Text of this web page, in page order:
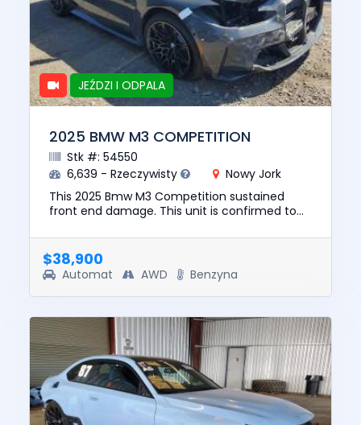
JEŹDZI I ODPALA
2025 BMW M3 COMPETITION
Stk #: 54550
6,639 - Rzeczywisty
Nowy Jork
This 2025 Bmw M3 Competition sustained
front end damage. This unit is confirmed to
vehicle was $92829. This...
$38,900
Automat AWD Benzyna